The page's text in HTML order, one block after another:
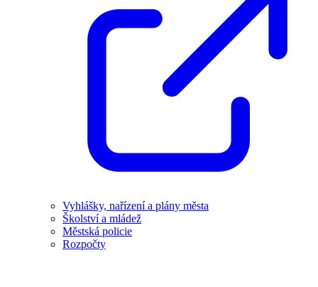
Vyhlášky, nařízení a plány města
Školství a mládež
Městská policie
Rozpočty